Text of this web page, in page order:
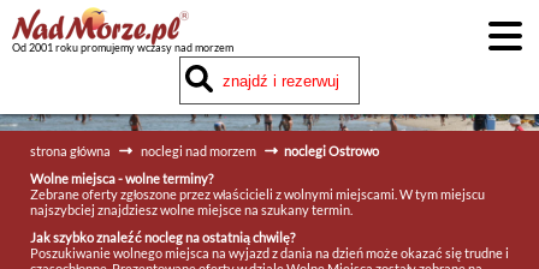
Od 2001 roku promujemy wczasy nad morzem
strona główna noclegi nad morzem
noclegi Ostrowo
Wolne miejsca - wolne terminy?
Zebrane oferty zgłoszone przez właścicieli z wolnymi miejscami. W tym miejscu
najszybciej znajdziesz wolne miejsce na szukany termin.
Jak szybko znaleźć nocleg na ostatnią chwilę?
Poszukiwanie wolnego miejsca na wyjazd z dania na dzień może okazać się trudne i